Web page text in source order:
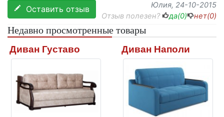
Оставить отзыв
Юлия, 24-10-2015
Отзыв полезен?
да(0) нет(0)
Недавно просмотренные товары
Диван Густаво Диван Наполи